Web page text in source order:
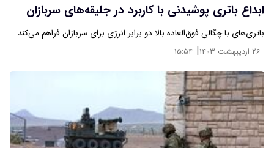
ابداع باتری پوشیدنی با کاربرد در جلیقه‌های سربازان
باتری‌های با چگالی فوق‌العاده بالا دو برابر انرژی برای سربازان فراهم می‌کند.
۲۶ اردیبهشت ۱۴۰۳ | ۱۵:۵۴